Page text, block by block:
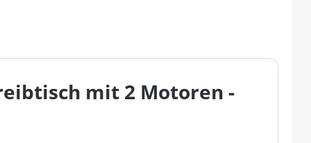
mit 2 Motoren -